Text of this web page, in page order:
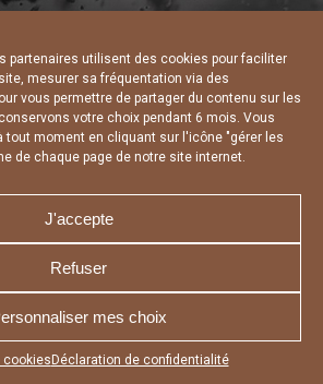
partenaires utilisent des cookies pour faciliter
mesurer sa fréquentation via des
vous permettre de partager du contenu sur les
votre choix pendant 6 mois. Vous
tout moment en cliquant sur l'icône "gérer les
de chaque page de notre site internet.
J'accepte
Refuser
mes choix
cookies Déclaration de confidentialité
en bas de votre
MENTIONS LÉGALES
DÉCLARATION DE CONFIDENTIALITÉ
D’UTILISATION DES COOKIES
PAR L’AGENCE WEB A3 WEB